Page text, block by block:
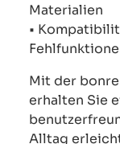
Materialien
•
Mit der
erhalten Sie
Alltag